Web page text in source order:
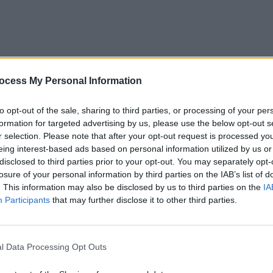
My Personal Information
opt-out of the sale, sharing to third parties, or processing of your
for targeted advertising by us, please use the below opt-out
selection. Please note that after your opt-out request is processed
interest-based ads based on personal information utilized by us
to third parties prior to your opt-out. You may separately
of your personal information by third parties on the IAB’s list of
This information may also be disclosed by us to third parties on the
Participants that may further disclose it to other third parties.
Data Processing Opt Outs
a naviga această relație într-un mod cât mai sigur
a impactului asupra ta
este identificarea semnelor caracteristice ale
este psihopatia,ea e definită ca o tulburare de
empatie, manipulare excesivă, impulsivitate și un